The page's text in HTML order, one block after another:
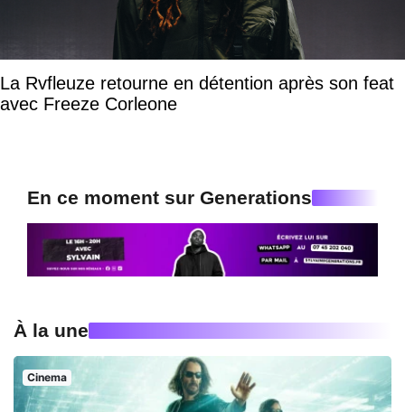
La Rvfleuze retourne en détention après son feat
avec Freeze Corleone
En ce moment sur Generations
À la une
Cinema